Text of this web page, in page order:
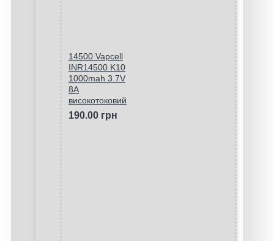
14500 Vapcell
INR14500 K10
1000mah 3.7V
8A
високотоковий
190.00 грн